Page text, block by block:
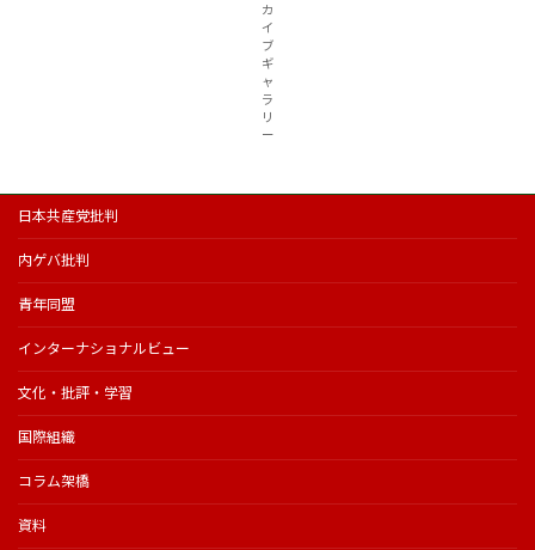
カ
イ
ブ
ギ
ャ
ラ
リ
ー
日本共産党批判
内ゲバ批判
青年同盟
インターナショナルビュー
文化・批評・学習
国際組織
コラム架橋
資料